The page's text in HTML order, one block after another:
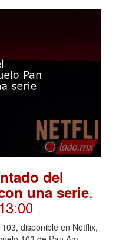
del
una serie.
disponible en Netflix,